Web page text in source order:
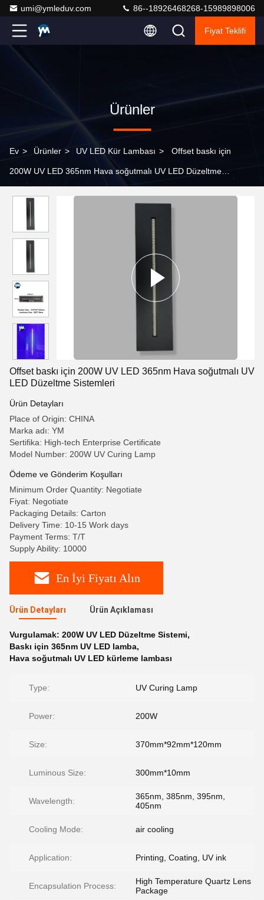
umi@ymleduv.com 86--18926468268-15989898006
Fiyat Teklifi
Ürünler
Ev > Ürünler > UV LED Kür Lambası > Offset baskı için
200W UV LED 365nm Hava soğutmalı UV LED Düzeltme
Offset baskı için 200W UV LED 365nm Hava soğutmalı UV
LED Düzeltme Sistemleri
Ürün Detayları
Place of Origin: CHINA
Marka adı: YM
Sertifika: High-tech Enterprise Certificate
Model Number: 200W UV Curing Lamp
Ödeme ve Gönderim Koşulları
Minimum Order Quantity: Negotiate
Fiyat: Negotiate
Packaging Details: Carton
Delivery Time: 10-15 Work days
Payment Terms: T/T
Supply Ability: 10000
En İyi Fiyatı Alın
Ürün Detayları Ürün Açıklaması
Vurgulamak: 200W UV LED Düzeltme Sistemi,
Baskı için 365nm UV LED lamba,
Hava soğutmalı UV LED kürleme lambası
Type: UV Curing Lamp
Power: 200W
Size: 370mm*92mm*120mm
Luminous Size: 300mm*10mm
Wavelength:
365nm, 385nm, 395nm,
405nm
Cooling Mode: air cooling
Application: Printing, Coating, UV ink
Encapsulation Process:
High Temperature Quartz Lens
Package